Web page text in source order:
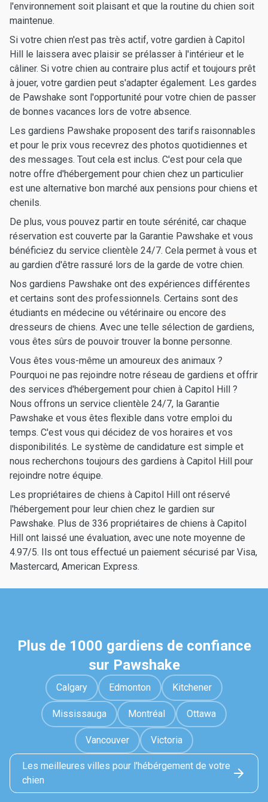
l'environnement soit plaisant et que la routine du chien soit
maintenue.
Si votre chien n'est pas très actif, votre gardien à Capitol
Hill le laissera avec plaisir se prélasser à l'intérieur et le
câliner. Si votre chien au contraire plus actif et toujours prêt
à jouer, votre gardien peut s'adapter également. Les gardes
de Pawshake sont l'opportunité pour votre chien de passer
de bonnes vacances lors de votre absence.
Les gardiens Pawshake proposent des tarifs raisonnables
et pour le prix vous recevrez des photos quotidiennes et
des messages. Tout cela est inclus. C'est pour cela que
notre offre d'hébergement pour chien chez un particulier
est une alternative bon marché aux pensions pour chiens et
chenils.
De plus, vous pouvez partir en toute sérénité, car chaque
réservation est couverte par la Garantie Pawshake et vous
bénéficiez du service clientèle 24/7. Cela permet à vous et
au gardien d'être rassuré lors de la garde de votre chien.
Nos gardiens Pawshake ont des expériences différentes
et certains sont des professionnels. Certains sont des
étudiants en médecine ou vétérinaire ou encore des
dresseurs de chiens. Avec une telle sélection de gardiens,
vous êtes sûrs de pouvoir trouver la bonne personne.
Vous êtes vous-même un amoureux des animaux ?
Pourquoi ne pas rejoindre notre réseau de gardiens et offrir
des services d'hébergement pour chien à Capitol Hill ?
Nous offrons un service clientèle 24/7, la Garantie
Pawshake et vous êtes flexible dans votre emploi du
temps. C'est vous qui décidez de vos horaires et vos
disponibilités. Le système de candidature est simple et
nous recherchons toujours des gardiens à Capitol Hill pour
rejoindre notre équipe.
Les propriétaires de chiens à Capitol Hill ont réservé
l'hébergement pour leur chien chez le gardien sur
Pawshake. Plus de 336 propriétaires de chiens à Capitol
Hill ont laissé une évaluation, avec une note moyenne de
4.97/5. Ils ont tous effectué un paiement sécurisé par Visa,
Mastercard, American Express.
Plus de 1000 gardiens de confiance
sur Pawshake
Calgary Edmonton Kitchener
Mississauga Montréal Ottawa
Vancouver Victoria
Les meilleures villes pour l'hébérgement de votre
chien